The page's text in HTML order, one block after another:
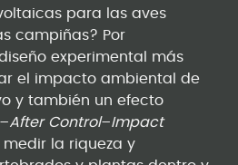
para las aves
campiñas? Por
experimental más
el impacto ambiental de
y también un efecto
–After Control–Impact
medir la riqueza y